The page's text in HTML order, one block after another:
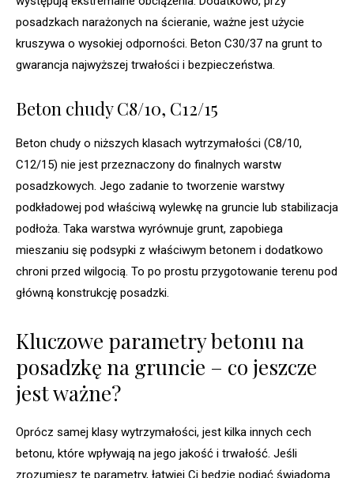
posadzkach narażonych na ścieranie, ważne jest użycie
kruszywa o wysokiej odporności. Beton C30/37 na grunt to
gwarancja najwyższej trwałości i bezpieczeństwa.
Beton chudy C8/10, C12/15
Beton chudy o niższych klasach wytrzymałości (C8/10,
C12/15) nie jest przeznaczony do finalnych warstw
posadzkowych. Jego zadanie to tworzenie warstwy
podkładowej pod właściwą wylewkę na gruncie lub stabilizacja
podłoża. Taka warstwa wyrównuje grunt, zapobiega
mieszaniu się podsypki z właściwym betonem i dodatkowo
chroni przed wilgocią. To po prostu przygotowanie terenu pod
główną konstrukcję posadzki.
Kluczowe parametry betonu na
posadzkę na gruncie – co jeszcze
jest ważne?
Oprócz samej klasy wytrzymałości, jest kilka innych cech
betonu, które wpływają na jego jakość i trwałość. Jeśli